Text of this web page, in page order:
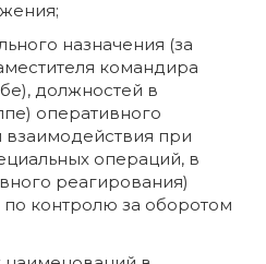
назначения (за
командира
должностей в
оперативного
взаимодействия при
операций, в
реагирования)
контролю за оборотом